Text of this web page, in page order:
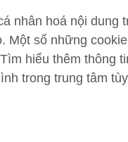
trang
nhân hoá nội dung
Một số những
hiểu thêm thông
trong trung tâm